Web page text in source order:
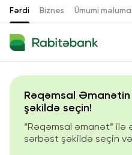
Fərdi Biznes Ümumi
Rəqəmsal
şəkildə seçin!
“Rəqəmsal əmanət” ilə
sərbəst şəkildə seçin